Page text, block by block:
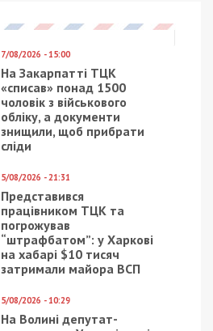
7/08/2026 - 15:00
На Закарпатті ТЦК
«списав» понад 1500
чоловік з військового
обліку, а документи
знищили, щоб прибрати
сліди
5/08/2026 - 21:31
Представився
працівником ТЦК та
погрожував
“штрафбатом”: у Харкові
на хабарі $10 тисяч
затримали майора ВСП
5/08/2026 - 10:29
На Волині депутат-